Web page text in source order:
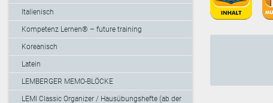
Italienisch
Kompetenz Lernen® – future training
Koreanisch
Latein
LEMBERGER MEMO-BLÖCKE
LEMI Classic Organizer / Hausübungshefte (ab der